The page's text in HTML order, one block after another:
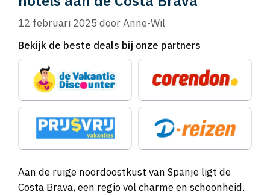
12 februari 2025 doorAnne-Wil
Bekijk de beste deals bij onze partners
Aan de ruige noordoostkust van Spanje ligt de
Costa Brava, een regio vol charme en schoonheid.